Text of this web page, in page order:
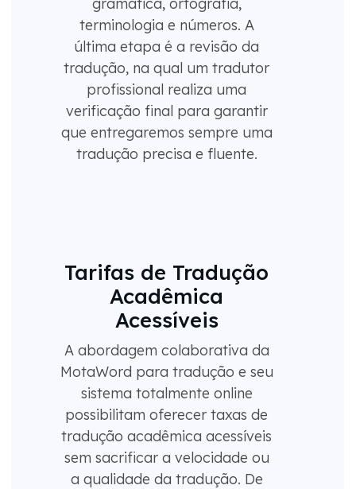
terminologia e números. A
última etapa é a revisão da
tradução, na qual um tradutor
profissional realiza uma
verificação final para garantir
que entregaremos sempre uma
tradução precisa e fluente.
Tarifas de Tradução
Acadêmica
Acessíveis
A abordagem colaborativa da
MotaWord para tradução e seu
sistema totalmente online
possibilitam oferecer taxas de
tradução acadêmica acessíveis
sem sacrificar a velocidade ou
a qualidade da tradução. De